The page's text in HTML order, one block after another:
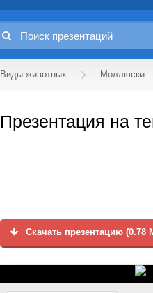
Виды животных Моллюски
Презентация на
Скачать презентацию (0.78